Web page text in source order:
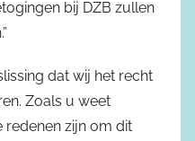
bij DZB zullen
dat wij het recht
Zoals u weet
zijn om dit